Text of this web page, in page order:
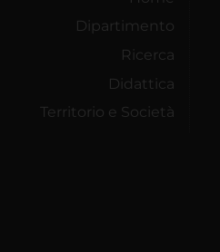
Dipartimento
Ricerca
Didattica
Territorio e Società